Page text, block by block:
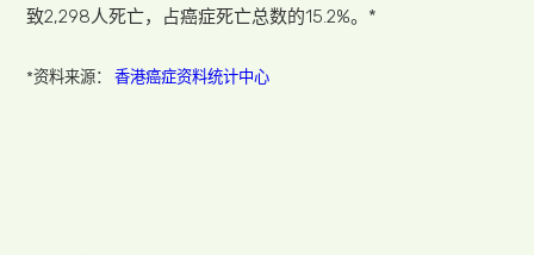
致2,298人死亡，占癌症死亡总数的15.2%。*
*资料来源：香港癌症资料统计中心